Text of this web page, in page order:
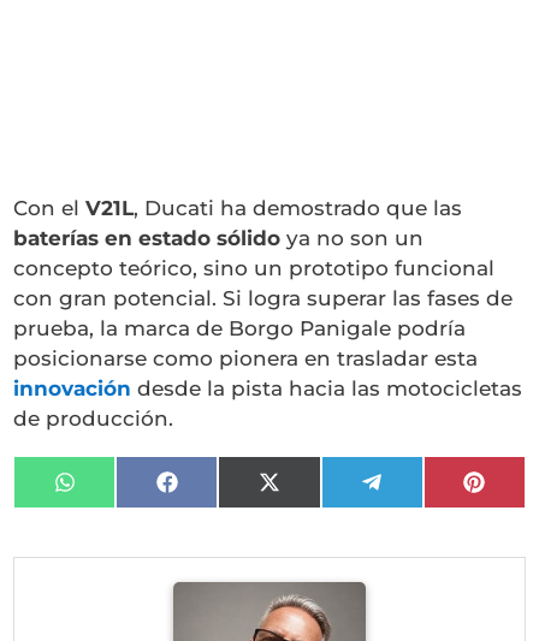
Con elV21L, Ducati ha demostrado que las
baterías en estado sólido ya no son un
concepto teórico, sino un prototipo funcional
con gran potencial. Si logra superar las fases de
prueba, la marca de Borgo Panigale podría
posicionarse como pionera en trasladar esta
innovación desde la pista hacia las motocicletas
de producción.
Compartir
en
Compartir
en
Compartir
en
(Twitter)
Compartir
en
en